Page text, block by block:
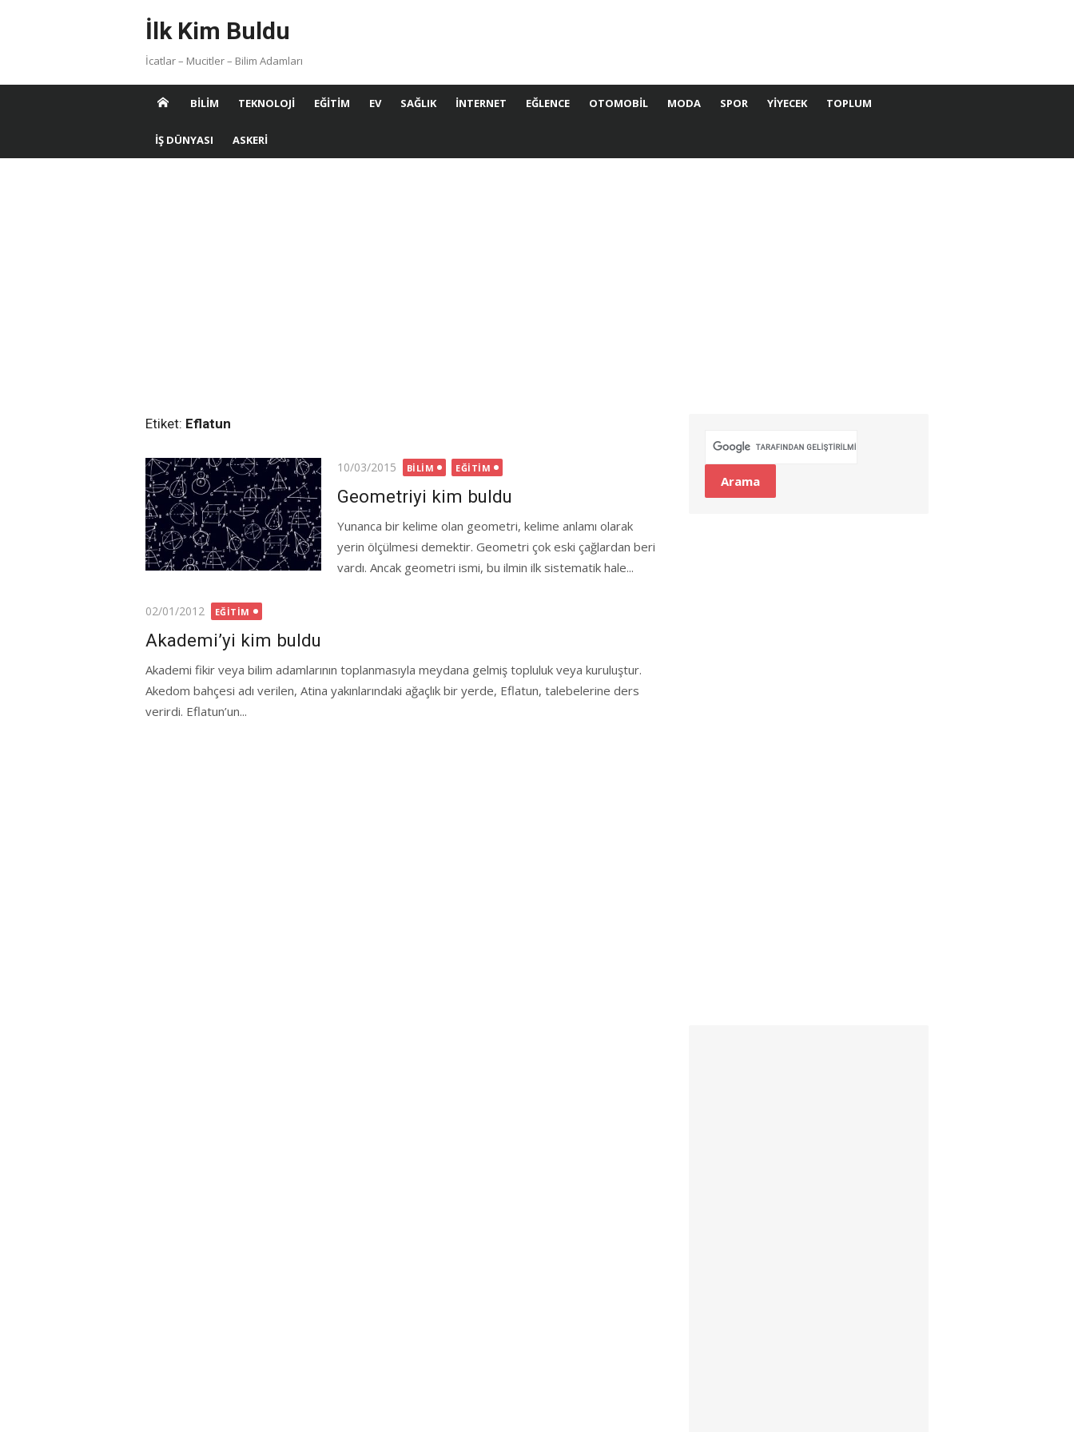
İlk Kim Buldu
İcatlar – Mucitler – Bilim Adamları
BILIM TEKNOLOJI EĞITIM EV SAĞLIK İNTERNET EĞLENCE OTOMOBIL MODA SPOR YIYECEK TOPLUM
İŞ DÜNYASI ASKERI
Etiket: Eflatun
Posted
10/03/2015 BILIM EĞITIM
Geometriyi kim buldu
Yunanca bir kelime olan geometri, kelime anlamı olarak
yerin ölçülmesi demektir. Geometri çok eski çağlardan beri
vardı. Ancak geometri ismi, bu ilmin ilk sistematik hale...
Posted
02/01/2012 EĞITIM
Akademi’yi kim buldu
Akademi fikir veya bilim adamlarının toplanmasıyla meydana gelmiş topluluk veya kuruluştur.
Akedom bahçesi adı verilen, Atina yakınlarındaki ağaçlık bir yerde, Eflatun, talebelerine ders
verirdi. Eflatun’un...